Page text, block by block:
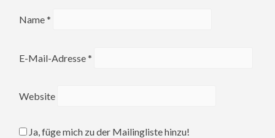
Name*
E-Mail-Adresse*
Website
Ja, füge mich zu der Mailingliste hinzu!